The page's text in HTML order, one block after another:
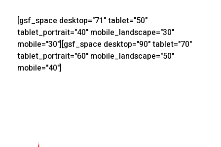
[gsf_space desktop="71" tablet="50"
tablet_portrait="40" mobile_landscape="30"
mobile="30"][gsf_space desktop="90" tablet="70"
tablet_portrait="60" mobile_landscape="50"
mobile="40"]